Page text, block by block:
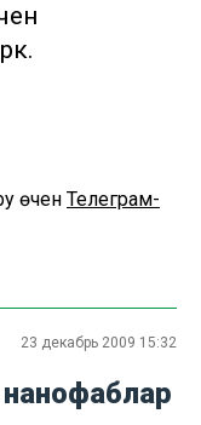
өчен Телеграм-
23 декабрь 2009 15:32